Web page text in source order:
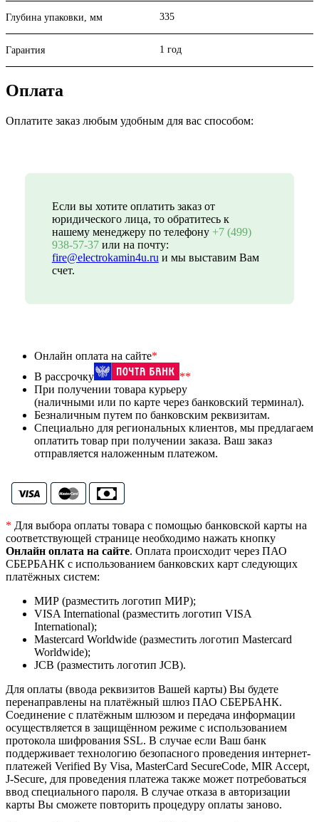
Глубина упаковки, мм 335
Гарантия 1 год
Оплата
Оплатите заказ любым удобным для вас способом:
Если вы хотите оплатить заказ от
юридического лица, то обратитесь к
нашему менеджеру по телефону +7 (499)
938-57-37или на почту:
fire@electrokamin4u.ru и мы выставим Вам
счет.
Онлайн оплата на сайте*
В рассрочку
**
При получении товара курьеру
(наличными или по карте через банковский терминал).
Безналичным путем по банковским реквизитам.
Специально для региональных клиентов, мы предлагаем
оплатить товар при получении заказа. Ваш заказ
отправляется наложенным платежом.
* Для выбора оплаты товара с помощью банковской карты на
соответствующей странице необходимо нажать кнопку
Онлайн оплата на сайте. Оплата происходит через ПАО
СБЕРБАНК с использованием банковских карт следующих
платёжных систем:
МИР (разместить логотип МИР);
VISA International (разместить логотип VISA
International);
Mastercard Worldwide (разместить логотип Mastercard
Worldwide);
JCB (разместить логотип JCB).
Для оплаты (ввода реквизитов Вашей карты) Вы будете
перенаправлены на платёжный шлюз ПАО СБЕРБАНК.
Соединение с платёжным шлюзом и передача информации
осуществляется в защищённом режиме с использованием
протокола шифрования SSL. В случае если Ваш банк
поддерживает технологию безопасного проведения интернет-
платежей Verified By Visa, MasterCard SecureCode, MIR Accept,
J-Secure, для проведения платежа также может потребоваться
ввод специального пароля. В случае отказа в авторизации
карты Вы сможете повторить процедуру оплаты заново.